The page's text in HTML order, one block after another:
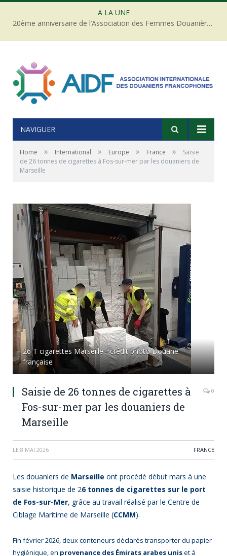
A LA UNE
20ème anniversaire de l’Association des Femmes Douanières de Côte d’ivoire
NAVIGUER
Home » International » Europe » France »
Saisie
de 26 tonnes de cigarettes à Fos-sur-mer par les douaniers de
Marseille
26 T cigarettes Marseille - crédit photo Douane
française
Saisie de 26 tonnes de cigarettes à
Fos-sur-mer par les douaniers de
Marseille
0
LE 8 MAI 2026 FRANCE
Les douaniers de Marseille ont procédé début mars à une
saisie historique de 26 tonnes de cigarettes sur le port
de Fos-sur-Mer, grâce au travail réalisé par le Centre de
Ciblage Maritime de Marseille (CCMM).
Fin février 2026, deux conteneurs déclarés transporter du papier
hygiénique, en provenance des Émirats arabes uniset à